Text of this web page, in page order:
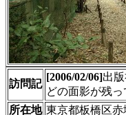
訪問記
[2006/02/06]出
どの面影が残
所在地 東京都板橋区